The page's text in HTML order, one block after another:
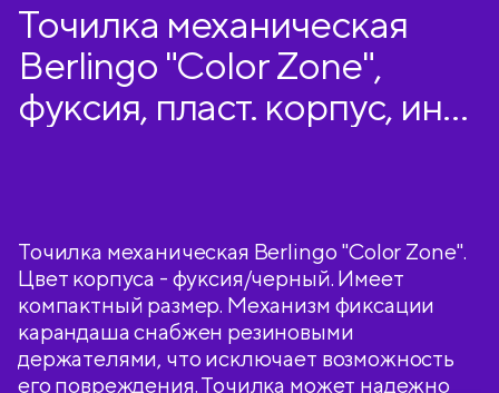
Точилка механическая
Berlingo "Color Zone",
фуксия, пласт. корпус, инд.
Точилка механическая Berlingo "Color Zone".
Цвет корпуса - фуксия/черный. Имеет
компактный размер. Механизм фиксации
карандаша снабжен резиновыми
держателями, что исключает возможность
его повреждения. Точилка может надежно